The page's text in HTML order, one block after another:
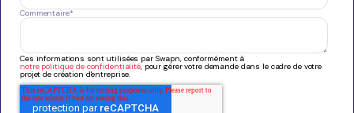
Commentaire*
Ces informations sont utilisées par Swapn, conformément à
notre politique de confidentialité, pour gérer votre demande dans le cadre de votre
projet de création d'entreprise.